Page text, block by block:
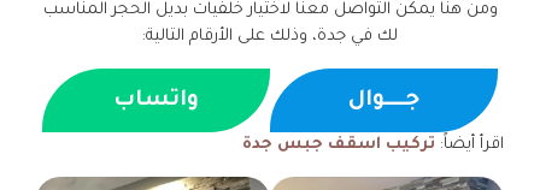
ومن هنا يمكن التواصل معنا لاختيار خلفيات بديل الحجر المناسب
لك في جدة، وذلك على الأرقام التالية:
جــــوال واتساب
اقرأ أيضاً: تركيب اسقف جبس جدة